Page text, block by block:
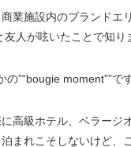
業施設内のブランドエ
友人が呟いたことで知り
の”“bougie moment””で
高級ホテル、ベラージ
まれこそしないけど、